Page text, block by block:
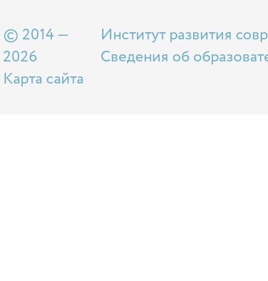
© 2014 —
2026
Карта сайта
Институт развития
Сведения об